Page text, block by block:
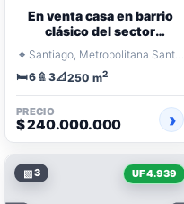
En venta casa en barrio
clásico del sector
⌖ Santiago, Metropolitana Santiago
🛏️6 🚿 3📐250 m2
PRECIO
$ 240.000.000
▧3 UF 4.939